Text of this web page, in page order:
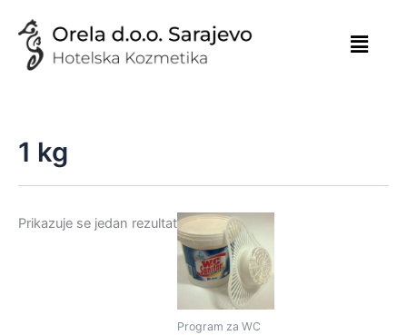
content
1 kg
Prikazuje se jedan rezultat
Program za WC